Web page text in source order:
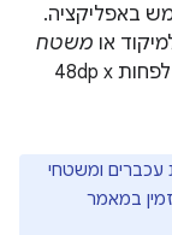
באפליקציה.
או משטח
של כל רכיב בממשק המשתמש יהיה לפחות 48dp‎ x
עכברים ומשטחי
במאמר